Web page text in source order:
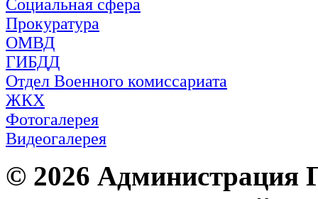
Социальная сфера
Прокуратура
ОМВД
ГИБДД
Отдел Военного комиссариата
ЖКХ
Фотогалерея
Видеогалерея
© 2026 Администрация